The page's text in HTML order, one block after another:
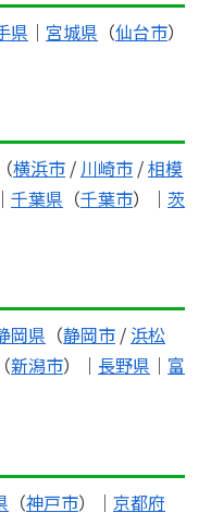
県 ｜ 宮城県 （仙台市）
（横浜市 / 川崎市 /相模
千葉県 （千葉市）｜ 茨
岡県 （静岡市 / 浜松
（新潟市）｜ 長野県 ｜ 富
（神戸市）｜ 京都府